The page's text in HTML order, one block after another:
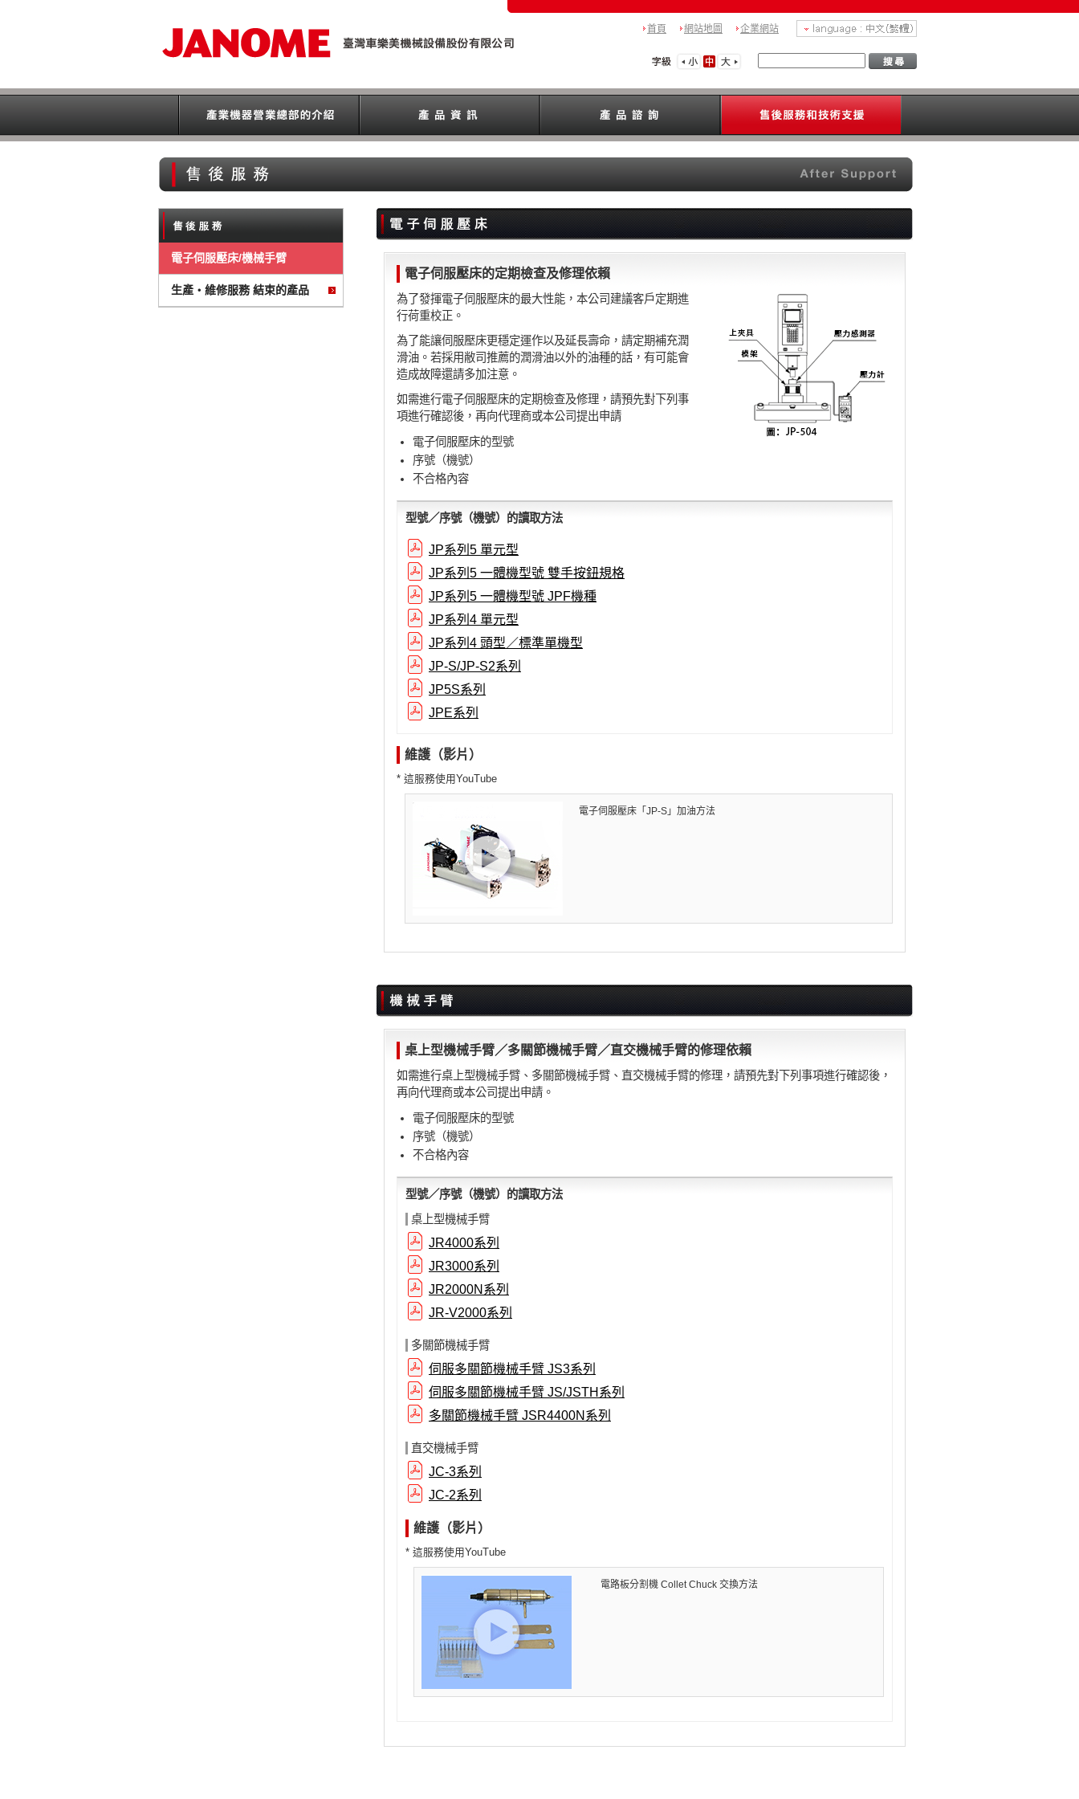
首頁 網站地圖 企業網站
電子伺服壓床/機械手臂
生產・維修服務 結束的產品
電子伺服壓床的定期檢查及修理依賴
為了發揮電子伺服壓床的最大性能，本公司建議客戶定期進
行荷重校正。
為了能讓伺服壓床更穩定運作以及延長壽命，請定期補充潤
滑油。若採用敝司推薦的潤滑油以外的油種的話，有可能會
造成故障還請多加注意。
如需進行電子伺服壓床的定期檢查及修理，請預先對下列事
項進行確認後，再向代理商或本公司提出申請
電子伺服壓床的型號
序號（機號）
不合格內容
型號／序號（機號）的讀取方法
JP系列5 單元型
JP系列5 一體機型號 雙手按鈕規格
JP系列5 一體機型號 JPF機種
JP系列4 單元型
JP系列4 頭型／標準單機型
JP-S/JP-S2系列
JP5S系列
JPE系列
維護（影片）
* 這服務使用YouTube
電子伺服壓床「JP-S」加油方法
桌上型機械手臂／多關節機械手臂／直交機械手臂的修理依賴
如需進行桌上型機械手臂、多關節機械手臂、直交機械手臂的修理，請預先對下列事項進行確認後，
再向代理商或本公司提出申請。
電子伺服壓床的型號
序號（機號）
不合格內容
型號／序號（機號）的讀取方法
桌上型機械手臂
JR4000系列
JR3000系列
JR2000N系列
JR-V2000系列
多關節機械手臂
伺服多關節機械手臂 JS3系列
伺服多關節機械手臂 JS/JSTH系列
多關節機械手臂 JSR4400N系列
直交機械手臂
JC-3系列
JC-2系列
維護（影片）
* 這服務使用YouTube
電路板分割機 Collet Chuck 交換方法